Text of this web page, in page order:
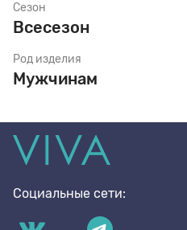
Сезон
Всесезон
Род изделия
Мужчинам
Социальные сети:
Стельки
Шнурки
Щетки